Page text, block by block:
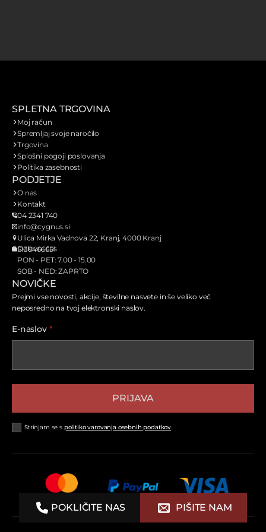
POKLIČITE NAS PIŠITE NAM
SPLETNA TRGOVINA
Moj račun
Spremljaj svoje naročilo
Trgovina
Splošni pogoji poslovanja
Politika zasebnosti
PODJETJE
O nas
Kontakt
04 2341 740
info@cygnus.si
Ulica Mirka Vadnova 22, Kranj, 4000 Kranj
SI38466651
Delovni čas
PON - PET: 7.00 - 15.00
SOB - NED: ZAPRTO
NOVIČKE
Prejmi vse novosti, akcije, številne nasvete in še veliko več
neposredno na tvoj elektronski naslov.
E-naslov *
Strinjam se s politiko varovanja osebnih podatkov.
PRIJAVA